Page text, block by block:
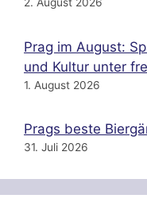
2. August 2026
Prag im August:
und Kultur unter
1. August 2026
Prags beste
31. Juli 2026